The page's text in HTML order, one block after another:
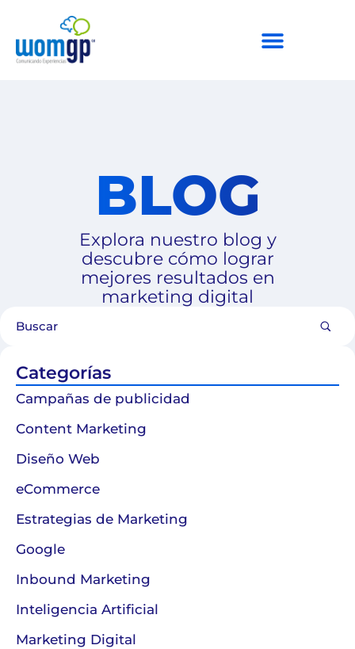
BLOG
Explora nuestro blog y
descubre cómo lograr
mejores resultados en
marketing digital
Categorías
Campañas de publicidad
Content Marketing
Diseño Web
eCommerce
Estrategias de Marketing
Google
Inbound Marketing
Inteligencia Artificial
Marketing Digital